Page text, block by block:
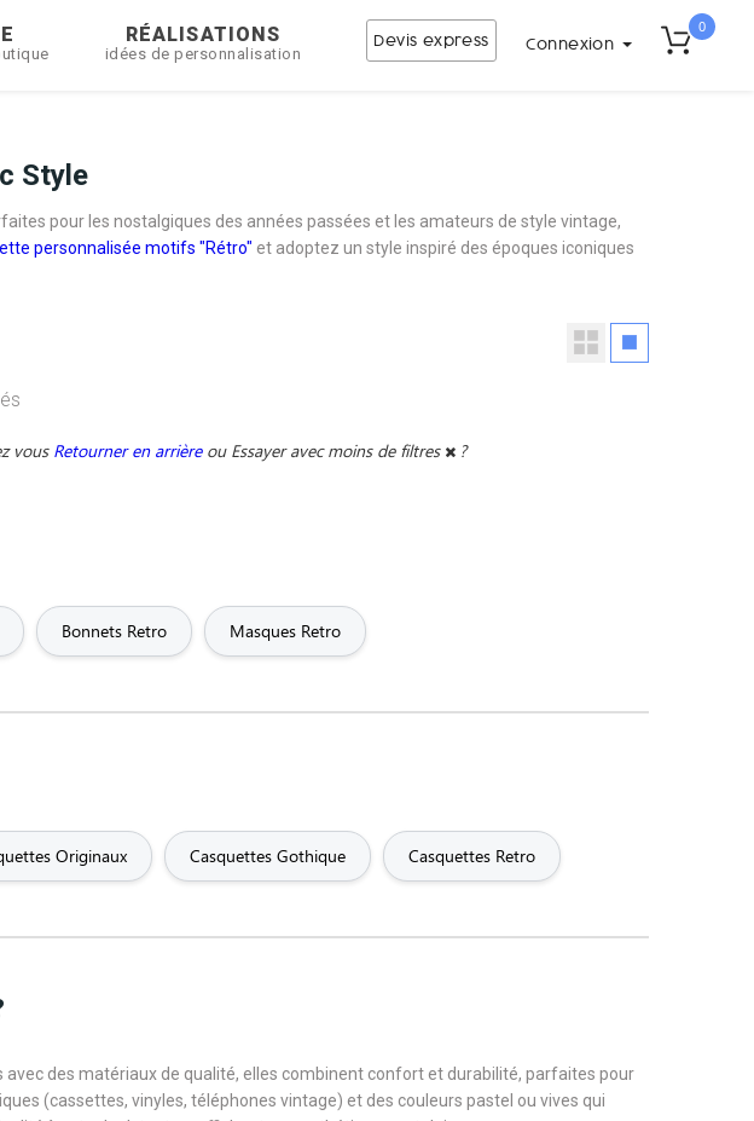
RÉALISATIONS
idées de personnalisation
Devis express Connexion
0
Style
pour les nostalgiques des années passées et les amateurs de style vintage,
personnalisée motifs "Rétro" et adoptez un style inspiré des époques iconiques
vous Retourner en arrière ou Essayer avec moins de filtres ?
Bonnets Retro Masques Retro
Originaux Casquettes Gothique Casquettes Retro
des matériaux de qualité, elles combinent confort et durabilité, parfaites pour
(cassettes, vinyles, téléphones vintage) et des couleurs pastel ou vives qui